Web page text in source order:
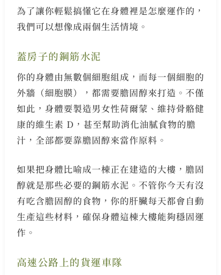
為了讓你輕鬆搞懂它在身體裡是怎麼運作的，
我們可以想像成兩個生活情境。
蓋房子的鋼筋水泥
你的身體由無數個細胞組成，而每一個細胞的
外牆（細胞膜），都需要膽固醇來打造。不僅
如此，身體要製造男女性荷爾蒙、維持骨骼健
康的維生素 D，甚至幫助消化油膩食物的膽
汁，全部都要靠膽固醇來當作原料。
如果把身體比喻成一棟正在建造的大樓，膽固
醇就是那些必要的鋼筋水泥。不管你今天有沒
有吃含膽固醇的食物，你的肝臟每天都會自動
生產這些材料，確保身體這棟大樓能夠穩固運
作。
高速公路上的貨運車隊